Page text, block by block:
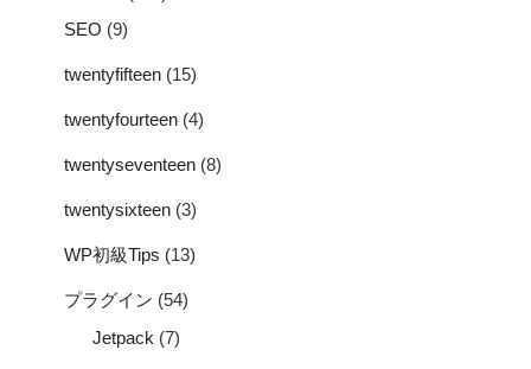
SEO (9)
twentyfifteen (15)
twentyfourteen (4)
twentyseventeen (8)
twentysixteen (3)
WP初級Tips (13)
プラグイン (54)
Jetpack (7)